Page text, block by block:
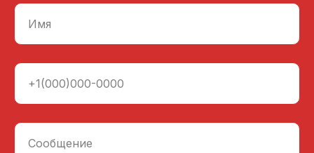
Имя
+1(000)000-0000
Сообщение